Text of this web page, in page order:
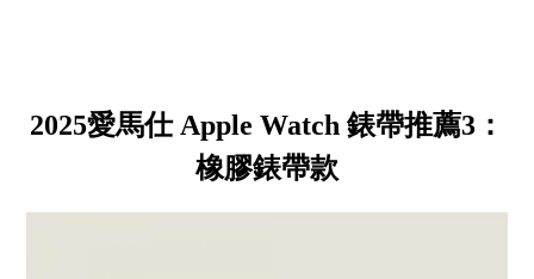
2025愛馬仕 Apple Watch 錶帶推薦3：
橡膠錶帶款